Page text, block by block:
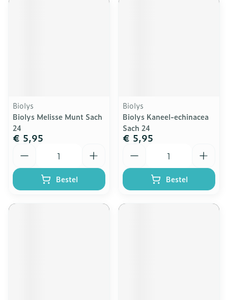
Biolys
Biolys Melisse Munt Sach
24
€ 5,95
Bestel
Biolys
Biolys Kaneel-echinacea
Sach 24
€ 5,95
Bestel